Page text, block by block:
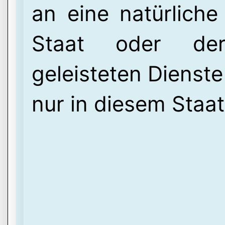
an eine
Staat oder der
geleisteten
nur in diesem